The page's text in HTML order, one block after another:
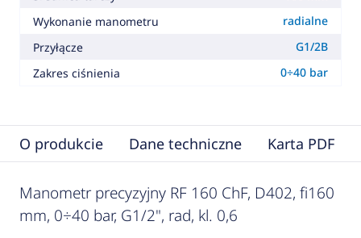
Wykonanie manometru
radialne
Przyłącze
G1/2B
Zakres ciśnienia
0÷40 bar
O produkcie Dane techniczne Karta PDF
Manometr precyzyjny RF 160 ChF, D402, fi160
mm, 0÷40 bar, G1/2", rad, kl. 0,6